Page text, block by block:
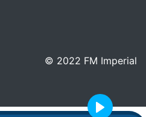
Play
© 2022 FM Imperial